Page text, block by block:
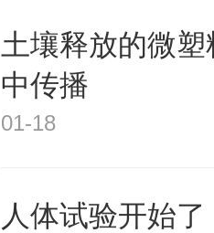
土壤释放的微
中传播
01-18
人体试验开始